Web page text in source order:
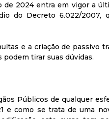
de 2024 entra em vigor a
do Decreto 6.022/2007,
e a criação de passivo
tirar suas dúvidas.
Públicos de qualquer
e como se trata de uma